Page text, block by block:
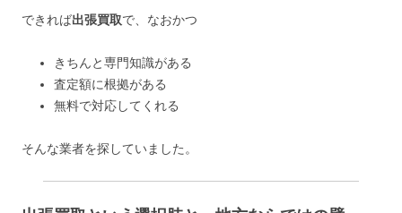
できれば出張買取で、なおかつ
きちんと専門知識がある
査定額に根拠がある
無料で対応してくれる
そんな業者を探していました。